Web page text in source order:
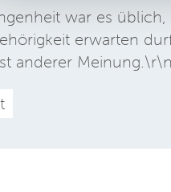
war es
erwarten
anderer Meinung.\r\n